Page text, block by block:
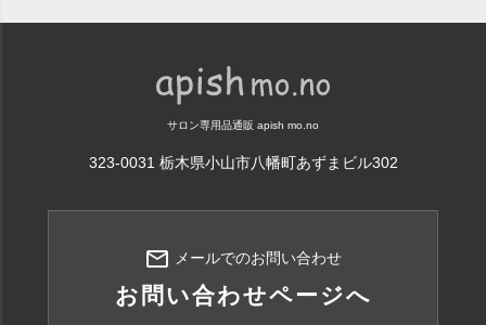
サロン専用品通販 apish mo.no
323-0031 栃木県小山市八幡町あずまビル302
mail_outline メールでのお問い合わせ
お問い合わせページへ